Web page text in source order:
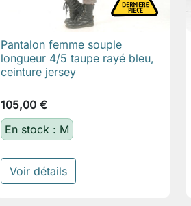
 Aperçu rapide
Pantalon femme souple
longueur 4/5 taupe rayé bleu,
ceinture jersey
105,00 €
En stock : M
Voir détails